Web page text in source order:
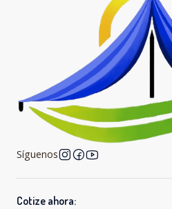
Síguenos
Cotize ahora: